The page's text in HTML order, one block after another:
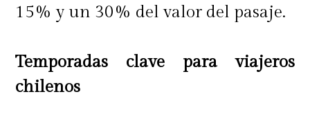
donde disfrutarán de su inigualable
colonial que aún conserva parte de
la cultura Inca. Entre los lugares
15% y un 30% del valor del pasaje.
Temporadas clave para viajeros
chilenos